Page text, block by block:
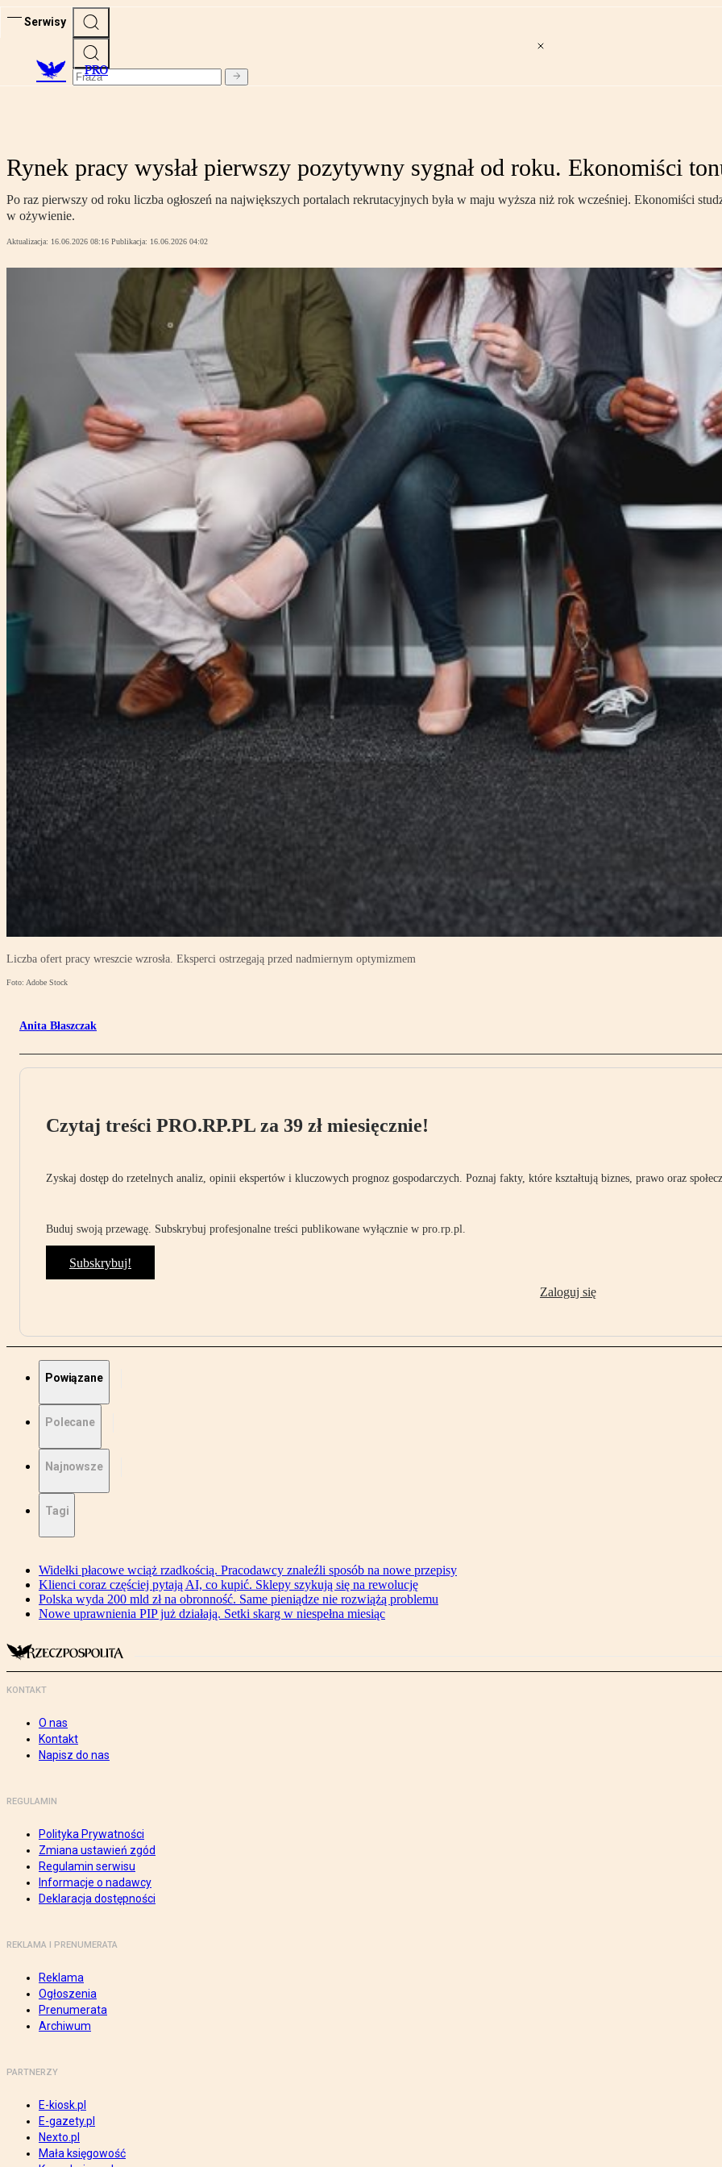
Serwisy
PRO
Rynek pracy wysłał pierwszy pozytywny sygnał od roku. Ekonomiści
Po raz pierwszy od roku liczba ogłoszeń na największych portalach rekrutacyjnych była w maju wyższa niż rok wcześniej. Ekonomiści
w ożywienie.
Aktualizacja: 16.06.2026 08:16 Publikacja: 16.06.2026 04:02
Liczba ofert pracy wreszcie wzrosła. Eksperci ostrzegają przed nadmiernym optymizmem
Foto: Adobe Stock
Anita Błaszczak
Czytaj treści PRO.RP.PL za 39 zł miesięcznie!
Zyskaj dostęp do rzetelnych analiz, opinii ekspertów i kluczowych prognoz gospodarczych. Poznaj fakty, które kształtują biznes, prawo oraz
Buduj swoją przewagę. Subskrybuj profesjonalne treści publikowane wyłącznie w pro.rp.pl.
Subskrybuj!
Zaloguj się
Powiązane
Polecane
Najnowsze
Tagi
Widełki płacowe wciąż rzadkością. Pracodawcy znaleźli sposób na nowe przepisy
Klienci coraz częściej pytają AI, co kupić. Sklepy szykują się na rewolucję
Polska wyda 200 mld zł na obronność. Same pieniądze nie rozwiążą problemu
Nowe uprawnienia PIP już działają. Setki skarg w niespełna miesiąc
KONTAKT
O nas
Kontakt
Napisz do nas
REGULAMIN
Polityka Prywatności
Zmiana ustawień zgód
Regulamin serwisu
Informacje o nadawcy
Deklaracja dostępności
REKLAMA I PRENUMERATA
Reklama
Ogłoszenia
Prenumerata
Archiwum
PARTNERZY
E-kiosk.pl
E-gazety.pl
Nexto.pl
Mała księgowość